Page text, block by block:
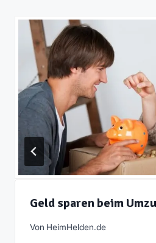
Geld sparen beim
Von HeimHelden.de